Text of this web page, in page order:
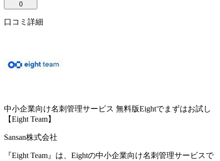
0
口コミ詳細
中小企業向け名刺管理サービス 無料版Eightでまずはお試し
【Eight Team】
Sansan株式会社
『Eight Team』は、Eightの中小企業向け名刺管理サービスで